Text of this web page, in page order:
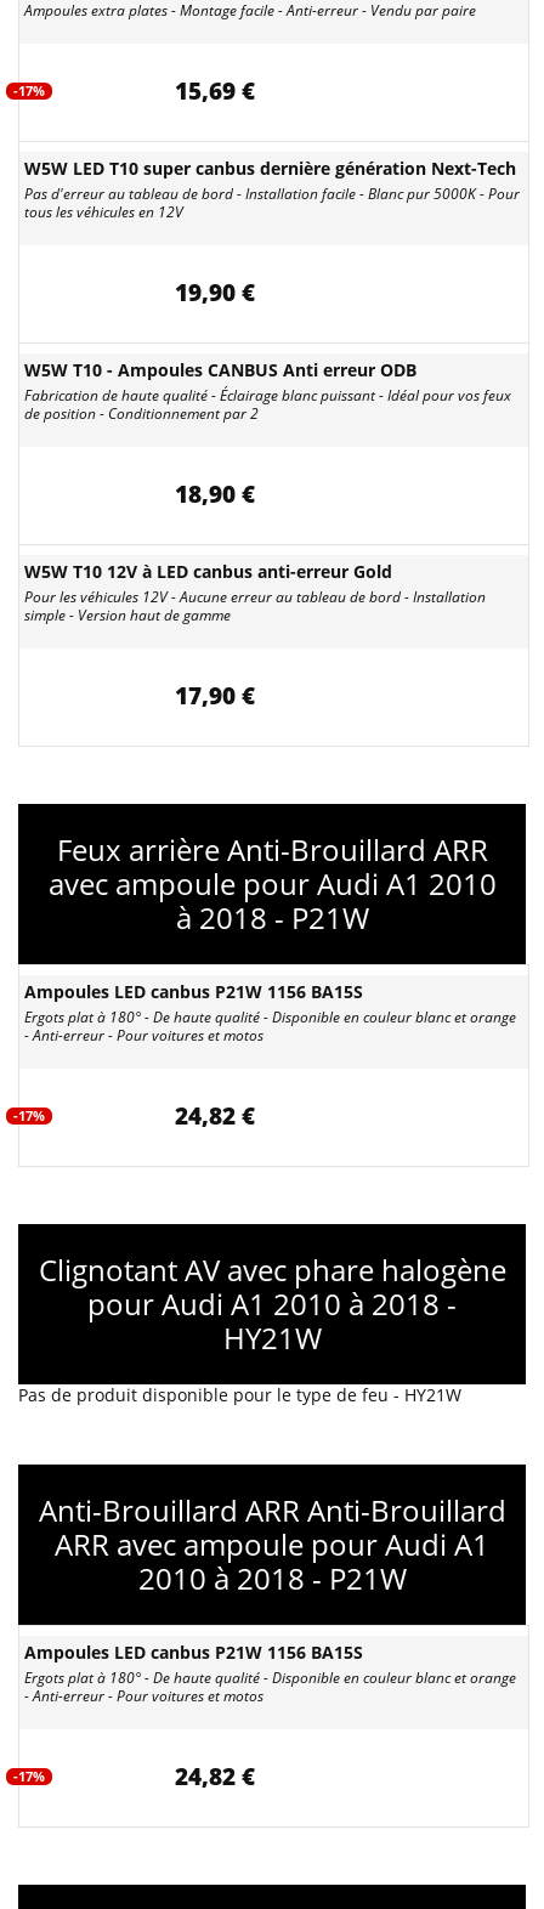
Ampoules extra plates - Montage facile - Anti-erreur - Vendu par paire
-17% 15,69 €
W5W LED T10 super canbus dernière génération Next-Tech
Pas d'erreur au tableau de bord - Installation facile - Blanc pur 5000K - Pour
tous les véhicules en 12V
19,90 €
W5W T10 - Ampoules CANBUS Anti erreur ODB
Fabrication de haute qualité - Éclairage blanc puissant - Idéal pour vos feux
de position - Conditionnement par 2
18,90 €
W5W T10 12V à LED canbus anti-erreur Gold
Pour les véhicules 12V - Aucune erreur au tableau de bord - Installation
simple - Version haut de gamme
17,90 €
Feux arrière Anti-Brouillard ARR
avec ampoule pour Audi A1 2010
à 2018 - P21W
Ampoules LED canbus P21W 1156 BA15S
Ergots plat à 180° - De haute qualité - Disponible en couleur blanc et orange
- Anti-erreur - Pour voitures et motos
-17% 24,82 €
Clignotant AV avec phare halogène
pour Audi A1 2010 à 2018 -
HY21W
Pas de produit disponible pour le type de feu - HY21W
Anti-Brouillard ARR Anti-Brouillard
ARR avec ampoule pour Audi A1
2010 à 2018 - P21W
Ampoules LED canbus P21W 1156 BA15S
Ergots plat à 180° - De haute qualité - Disponible en couleur blanc et orange
- Anti-erreur - Pour voitures et motos
-17% 24,82 €